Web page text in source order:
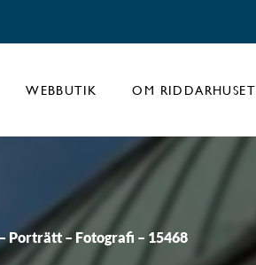
WEBBUTIK OM RIDDARHUSET
Porträtt – Fotografi – 15468